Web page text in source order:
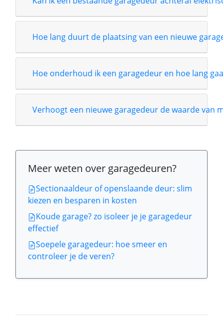
Hoe lang duurt de plaatsing van een nieuwe
Hoe onderhoud ik een garagedeur en hoe lang
Verhoogt een nieuwe garagedeur de waarde van
Meer weten over garagedeuren?
Sectionaaldeur of openslaande deur: slim
kiezen en besparen in kosten
Koude garage? zo isoleer je je garagedeur
effectief
Soepele garagedeur: hoe smeer en
controleer je de veren?